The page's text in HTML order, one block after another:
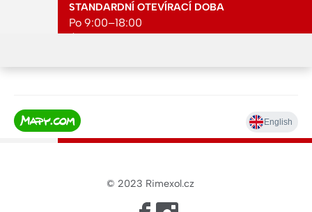
STANDARDNÍ OTEVÍRACÍ DOBA
Po 9:00–18:00
Čt 9:00–18:00
So 9:00–12:00
Ne zavřeno
© 2023 Rimexol.cz